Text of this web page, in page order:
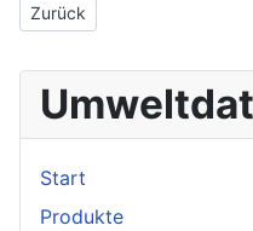
Vorheriger Beitrag:
Zurück
Start
Produkte